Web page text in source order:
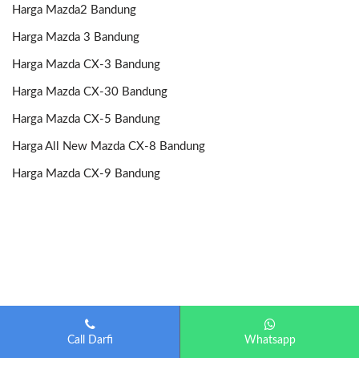
Harga Mazda2 Bandung
Harga Mazda 3 Bandung
Harga Mazda CX-3 Bandung
Harga Mazda CX-30 Bandung
Harga Mazda CX-5 Bandung
Harga All New Mazda CX-8 Bandung
Harga Mazda CX-9 Bandung
Mazda Bandung Otomotif-Bandung.com
Call Darfi Whatsapp